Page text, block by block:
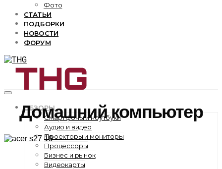
Фото
СТАТЬИ
ПОДБОРКИ
НОВОСТИ
ФОРУМ
ОБЗОРЫ
Смартфоны и ноутбуки
Аудио и видео
Проекторы и мониторы
Процессоры
Бизнес и рынок
Видеокарты
Домашний компьютер